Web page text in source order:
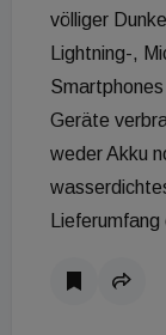
völliger
Lightning-,
Geräte
weder Akku